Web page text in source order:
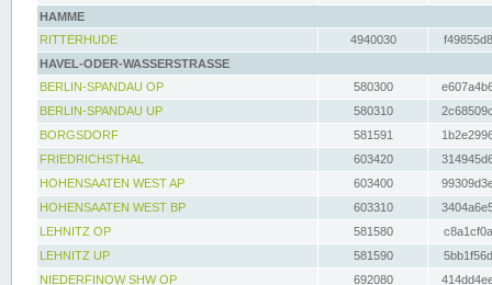
HAMME
RITTERHUDE
4940030
HAVEL-ODER-WASSERSTRASSE
BERLIN-SPANDAU OP
580300
BERLIN-SPANDAU UP
580310
BORGSDORF
581591
FRIEDRICHSTHAL
603420
HOHENSAATEN WEST AP
603400
HOHENSAATEN WEST BP
603310
LEHNITZ OP
581580
LEHNITZ UP
581590
NIEDERFINOW SHW OP
692080